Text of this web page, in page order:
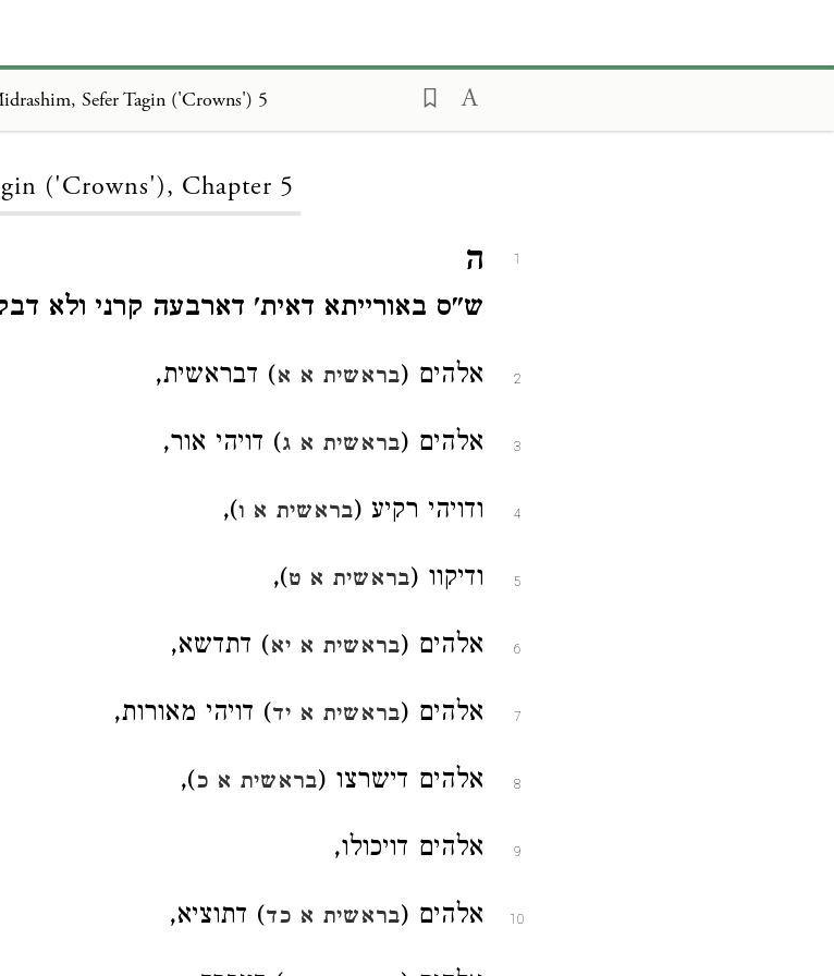
Sefer Tagin ('Crowns') 5
('Crowns'), Chapter 5
1 ה
ש"ס באורייתא דאית' דארבעה קרני ולא
2 אלהים (בראשית א א) דבראשית,
3 אלהים (בראשית א ג) דויהי אור,
4 ודויהי רקיע (בראשית א ו),
5 ודיקוו (בראשית א ט),
6 אלהים (בראשית א יא) דתדשא,
7 אלהים (בראשית א יד) דויהי מאורות,
8 אלהים דישרצו (בראשית א כ),
9 אלהים דויכולו,
10 אלהים (בראשית א כד) דתוציא,